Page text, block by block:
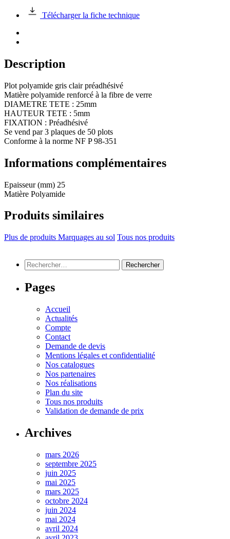
préadhésivé
Télécharger la fiche technique
Description
Plot polyamide gris clair préadhésivé
Matière polyamide renforcé à la fibre de verre
DIAMETRE TETE : 25mm
HAUTEUR TETE : 5mm
FIXATION : Préadhésivé
Se vend par 3 plaques de 50 plots
Conforme à la norme NF P 98-351
Informations complémentaires
Epaisseur (mm) 25
Matière Polyamide
Produits similaires
Plus de produits Marquages au sol Tous nos produits
Rechercher :
Pages
Accueil
Actualités
Compte
Contact
Demande de devis
Mentions légales et confidentialité
Nos catalogues
Nos partenaires
Nos réalisations
Plan du site
Tous nos produits
Validation de demande de prix
Archives
mars 2026
septembre 2025
juin 2025
mai 2025
mars 2025
octobre 2024
juin 2024
mai 2024
avril 2024